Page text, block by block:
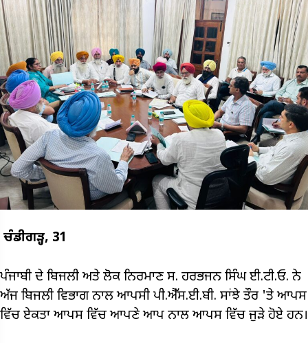
ਚੰਡੀਗੜ੍ਹ, 31
ਪੰਜਾਬੀ ਦੇ ਬਿਜਲੀ ਅਤੇ ਲੋਕ ਨਿਰਮਾਣ ਸ. ਹਰਭਜਨ ਸਿੰਘ ਈ.ਟੀ.ਓ. ਨੇ
ਅੱਜ ਬਿਜਲੀ ਵਿਭਾਗ ਨਾਲ ਆਪਸੀ ਪੀ.ਐੱਸ.ਈ.ਬੀ. ਸਾਂਝੇ ਤੌਰ 'ਤੇ ਆਪਸ
ਵਿੱਚ ਏਕਤਾ ਆਪਸ ਵਿੱਚ ਆਪਣੇ ਆਪ ਨਾਲ ਆਪਸ ਵਿੱਚ ਜੁੜੇ ਹੋਏ ਹਨ।